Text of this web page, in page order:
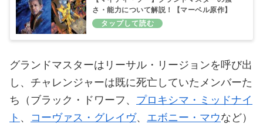
さ・能力について解説！【マーベル原作】
グランドマスターはリーサル・リージョンを呼び出
し、チャレンジャーは既に死亡していたメンバーた
ち（ブラック・ドワーフ、 プロキシマ・ミッドナイ
ト 、 コーヴァス・グレイヴ、 エボニー・マウなど）